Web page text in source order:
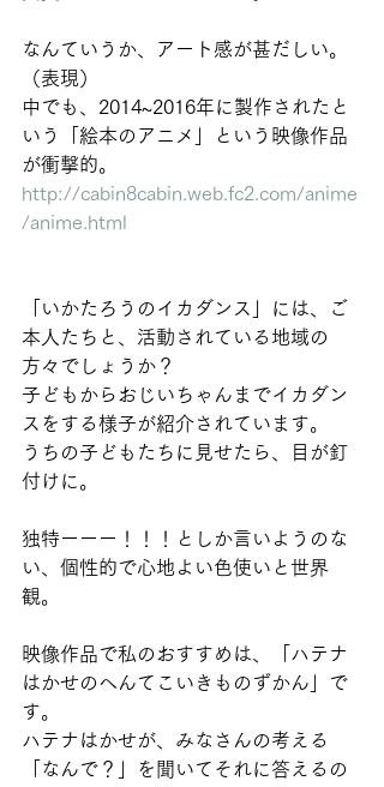
なんていうか、アート感が甚だしい。
（表現）
中でも、2014~2016年に製作されたと
いう「絵本のアニメ」という映像作品
が衝撃的。
http://cabin8cabin.web.fc2.com/anime
/anime.html
「いかたろうのイカダンス」には、ご
本人たちと、活動されている地域の
方々でしょうか？
子どもからおじいちゃんまでイカダン
スをする様子が紹介されています。
うちの子どもたちに見せたら、目が釘
付けに。
独特ーーー！！！としか言いようのな
い、個性的で心地よい色使いと世界
観。
映像作品で私のおすすめは、「ハテナ
はかせのへんてこいきものずかん」で
す。
ハテナはかせが、みなさんの考える
「なんで？」を聞いてそれに答えるの